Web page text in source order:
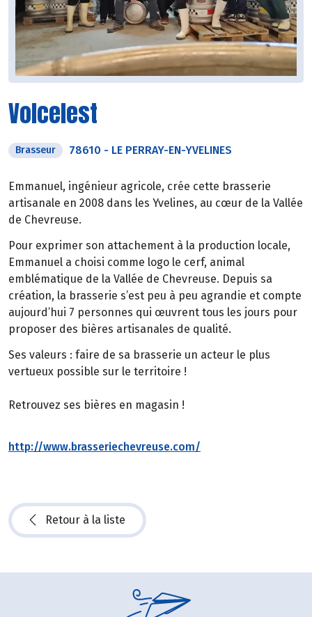
Volcelest
Brasseur 78610 - LE PERRAY-EN-YVELINES
Emmanuel, ingénieur agricole, crée cette brasserie
artisanale en 2008 dans les Yvelines, au cœur de la Vallée
de Chevreuse.
Pour exprimer son attachement à la production locale,
Emmanuel a choisi comme logo le cerf, animal
emblématique de la Vallée de Chevreuse. Depuis sa
création, la brasserie s’est peu à peu agrandie et compte
aujourd’hui 7 personnes qui œuvrent tous les jours pour
proposer des bières artisanales de qualité.
Ses valeurs : faire de sa brasserie un acteur le plus
vertueux possible sur le territoire !
Retrouvez ses bières en magasin !
http://www.brasseriechevreuse.com/
Retour à la liste